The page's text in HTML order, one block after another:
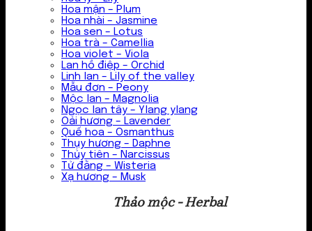
Hoa mận – Plum
Hoa nhài – Jasmine
Hoa sen – Lotus
Hoa trà – Camellia
Hoa violet – Viola
Lan hồ điệp – Orchid
Linh lan – Lily of the valley
Mẫu đơn – Peony
Mộc lan – Magnolia
Ngọc lan tây – Ylang ylang
Oải hương – Lavender
Quế hoa – Osmanthus
Thụy hương – Daphne
Thủy tiên – Narcissus
Tử đằng – Wisteria
Xạ hương – Musk
Thảo mộc - Herbal